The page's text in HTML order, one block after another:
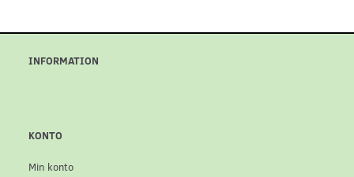
INFORMATION
KONTO
Min konto